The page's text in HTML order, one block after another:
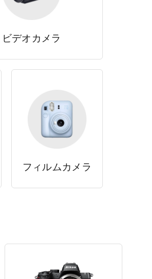
ビデオカメラ
フィルムカメラ